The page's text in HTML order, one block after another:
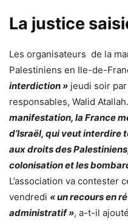
La justice
Les organisateurs de la
Palestiniens en Ile-de-
interdiction » jeudi soir par
responsables, Walid Atallah.
manifestation, la France
d’Israël, qui veut interdire
aux droits des
colonisation et les
L’association va contester
vendredi « un recours en
administratif », a-t-il